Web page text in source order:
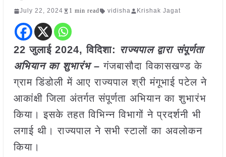
July 22, 2024 1 min read vidisha Krishak Jagat
22 जुलाई 2024, विदिशा: राज्यपाल द्वारा संपूर्णता
अभियान का शुभारंभ –गंजबासौदा विकासखण्ड के
ग्राम डिंडोली में आए राज्यपाल श्री मंगूभाई पटेल ने
आकांक्षी जिला अंतर्गत संपूर्णता अभियान का शुभारंभ
किया। इसके तहत विभिन्न विभागों ने प्रदर्शनी भी
लगाई थी। राज्यपाल ने सभी स्टालों का अवलोकन
किया।